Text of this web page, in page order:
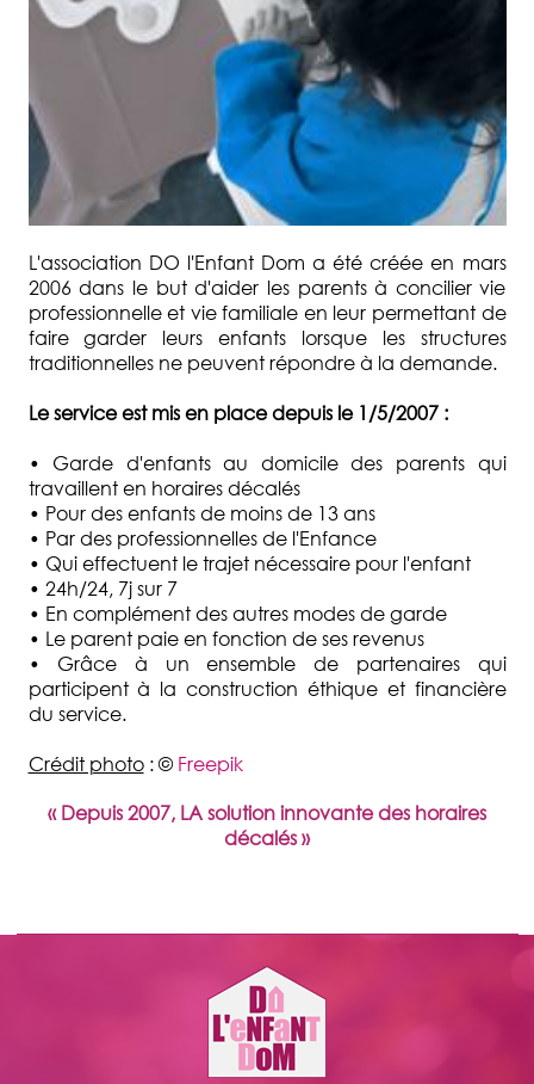
L'association DO l'Enfant Dom a été créée en mars
2006 dans le but d'aider les parents à concilier vie
professionnelle et vie familiale en leur permettant de
faire garder leurs enfants lorsque les structures
traditionnelles ne peuvent répondre à la demande.
Le service est mis en place depuis le 1/5/2007 :
• Garde d'enfants au domicile des parents qui
travaillent en horaires décalés
• Pour des enfants de moins de 13 ans
• Par des professionnelles de l'Enfance
• Qui effectuent le trajet nécessaire pour l'enfant
• 24h/24, 7j sur 7
• En complément des autres modes de garde
• Le parent paie en fonction de ses revenus
• Grâce à un ensemble de partenaires qui
participent à la construction éthique et financière
du service.
Crédit photo: © Freepik
« Depuis 2007, LA solution innovante des horaires
décalés »